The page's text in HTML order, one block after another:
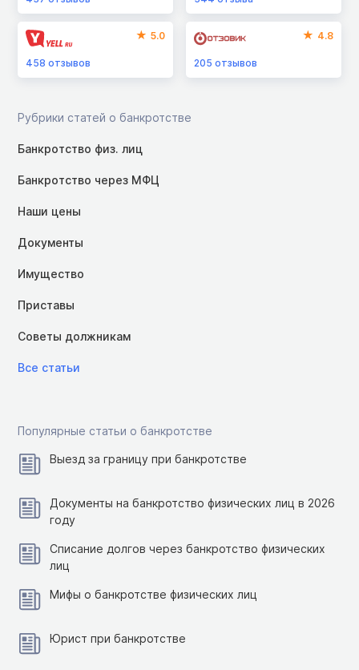
5.0
458 отзывов
4.8
205отзывов
Рубрики статей о банкротстве
Банкротство физ. лиц
Банкротство через МФЦ
Наши цены
Документы
Имущество
Приставы
Советы должникам
Все статьи
Популярные статьи о банкротстве
Выезд за границу при банкротстве
Документы на банкротство физических лиц в 2026
году
Списание долгов через банкротство физических
лиц
Мифы о банкротстве физических лиц
Юрист при банкротстве